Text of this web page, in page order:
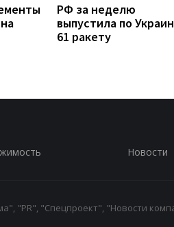
РФ за неделю
выпустила по
61 ракету
Новости
"PR", "Спецпроект", "Новости